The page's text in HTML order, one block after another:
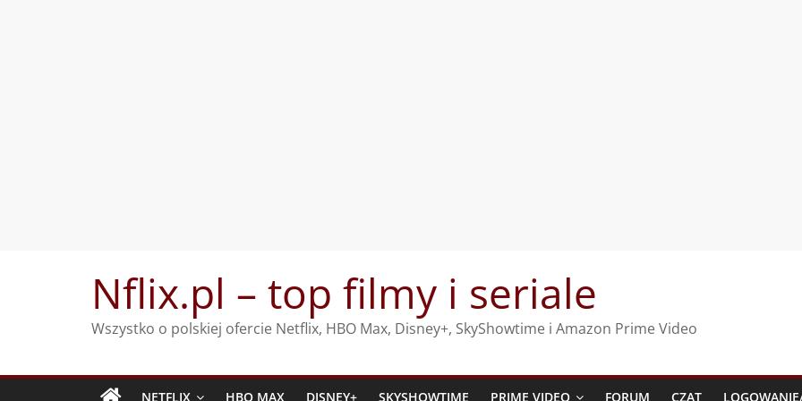
Nflix.pl – top filmy i seriale
Wszystko o polskiej ofercie Netflix, HBO Max, Disney+, SkyShowtime i Amazon Prime Video
NETFLIX HBO MAX DISNEY+ SKYSHOWTIME PRIME VIDEO FORUM CZAT